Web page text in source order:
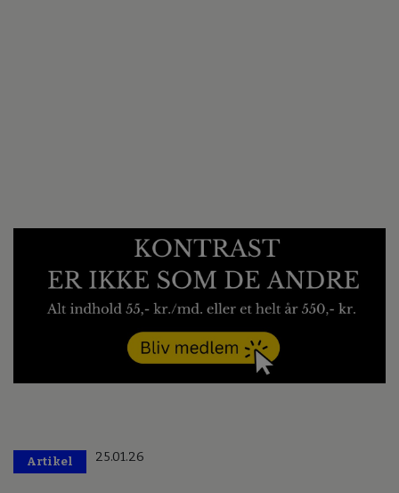
Artikel 25.01.26